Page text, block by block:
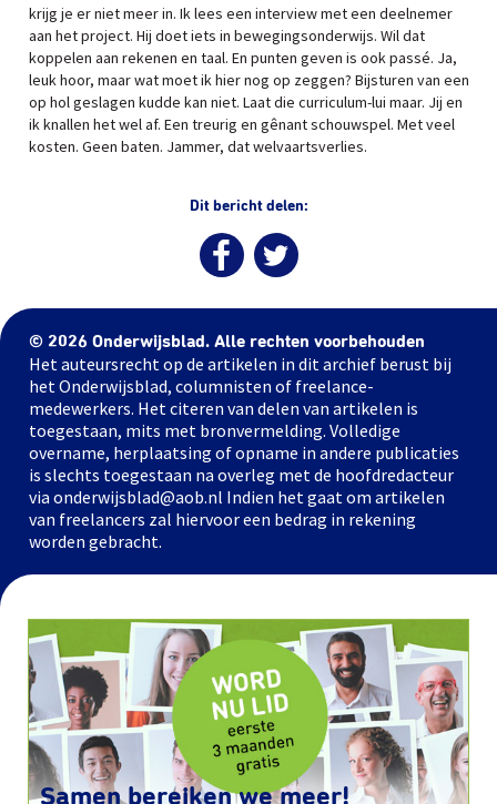
krijg je er niet meer in. Ik lees een interview met een deelnemer
aan het project. Hij doet iets in bewegingsonderwijs. Wil dat
koppelen aan rekenen en taal. En punten geven is ook passé. Ja,
leuk hoor, maar wat moet ik hier nog op zeggen? Bijsturen van een
op hol geslagen kudde kan niet. Laat die curriculum-lui maar. Jij en
ik knallen het wel af. Een treurig en gênant schouwspel. Met veel
kosten. Geen baten. Jammer, dat welvaartsverlies.
Dit bericht delen:
© 2026 Onderwijsblad. Alle rechten voorbehouden
Het auteursrecht op de artikelen in dit archief berust bij
het Onderwijsblad, columnisten of freelance-
medewerkers. Het citeren van delen van artikelen is
toegestaan, mits met bronvermelding. Volledige
overname, herplaatsing of opname in andere publicaties
is slechts toegestaan na overleg met de hoofdredacteur
via onderwijsblad@aob.nl Indien het gaat om artikelen
van freelancers zal hiervoor een bedrag in rekening
worden gebracht.
Samen bereiken we meer!